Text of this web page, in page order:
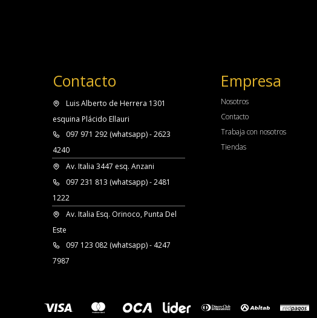
Contacto
Luis Alberto de Herrera 1301
esquina Plácido Ellauri
097 971 292 (whatsapp) - 2623
4240
Av. Italia 3447 esq. Anzani
097 231 813 (whatsapp) - 2481
1222
Av. Italia Esq. Orinoco, Punta Del
Este
097 123 082 (whatsapp) - 4247
7987
Empresa
Nosotros
Contacto
Trabaja con nosotros
Tiendas